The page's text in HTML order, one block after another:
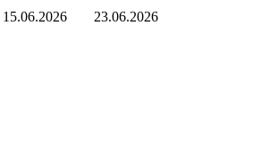
15.06.2026 23.06.2026